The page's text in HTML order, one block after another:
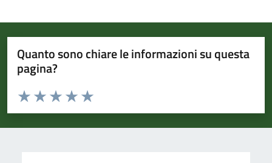
Quanto sono chiare le informazioni su questa
pagina?
Valuta da 1 a 5 stelle la pagina
Valuta 5 stelle su 5
Valuta 4 stelle su 5
Valuta 3 stelle su 5
Valuta 2 stelle su 5
Valuta 1 stelle su 5